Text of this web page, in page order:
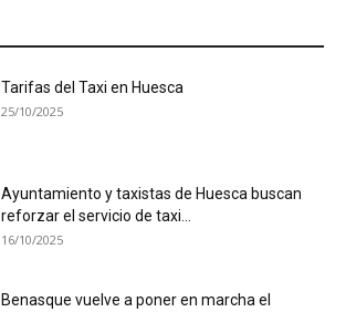
Tarifas del Taxi en Huesca
25/10/2025
Ayuntamiento y taxistas de Huesca buscan
reforzar el servicio de taxi...
16/10/2025
Benasque vuelve a poner en marcha el